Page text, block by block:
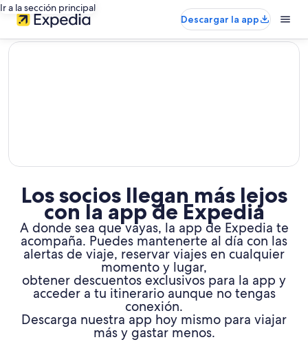
Ir a la sección principal
Descargar la app
editorial
Los socios llegan más lejos
con la app de Expedia
A donde sea que vayas, la app de Expedia te
acompaña. Puedes mantenerte al día con las
alertas de viaje, reservar viajes en cualquier
momento y lugar,
obtener descuentos exclusivos para la app y
acceder a tu itinerario aunque no tengas
conexión.
Descarga nuestra app hoy mismo para viajar
más y gastar menos.